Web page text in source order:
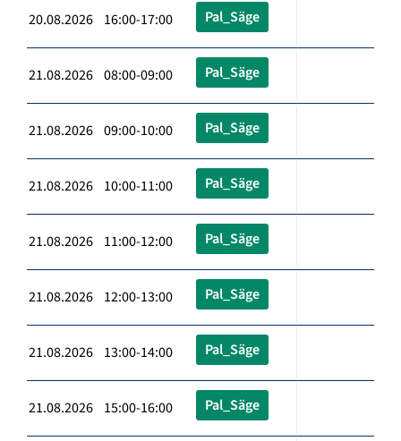
20.08.2026 16:00-17:00 Pal_Säge
21.08.2026 08:00-09:00 Pal_Säge
21.08.2026 09:00-10:00 Pal_Säge
21.08.2026 10:00-11:00 Pal_Säge
21.08.2026 11:00-12:00 Pal_Säge
21.08.2026 12:00-13:00 Pal_Säge
21.08.2026 13:00-14:00 Pal_Säge
21.08.2026 15:00-16:00 Pal_Säge